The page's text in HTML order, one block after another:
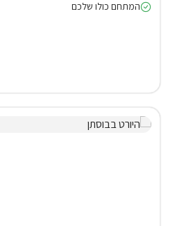
המתחם כולו שלכם